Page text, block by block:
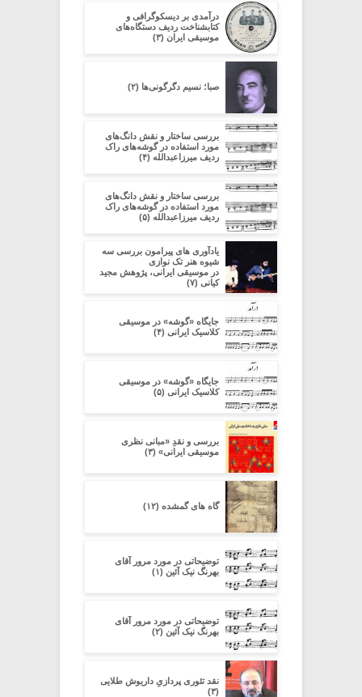
در‌آمدی بر دیسکوگرافی و
کتابشناخت ردیف دستگاه‌های
موسیقی ایران (۳)
صبا؛ نسیم دگرگونی‌ها (۲)
بررسی ساختار و نقش دانگ‌های
مورد استفاده در گوشه‌های راک
ردیف میرزاعبدالله (۴)
بررسی ساختار و نقش دانگ‌های
مورد استفاده در گوشه‌های راک
ردیف میرزاعبدالله (۵)
یادآوری های پیرامون بررسی سه
شیوه هنر تک نوازی
در موسیقی ایرانی، پژوهش مجید
کیانی (۷)
جایگاه «گوشه» در موسیقی
کلاسیک ایرانی (۴)
جایگاه «گوشه» در موسیقی
کلاسیک ایرانی (۵)
بررسی و نقدِ «مبانی نظری
موسیقی ایرانی» (۳)
گاه های گمشده (۱۲)
توضیحاتی در مورد مرور آقای
بهرنگ نیک آئین (۱)
توضیحاتی در مورد مرور آقای
بهرنگ نیک آئین (۲)
نقد تئوری پردازیِ داریوش طلایی
(۳)